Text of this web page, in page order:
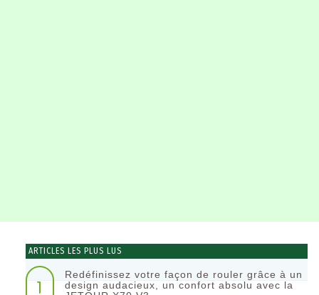
ARTICLES LES PLUS LUS
1
Redéfinissez votre façon de rouler grâce à un
design audacieux, un confort absolu avec la